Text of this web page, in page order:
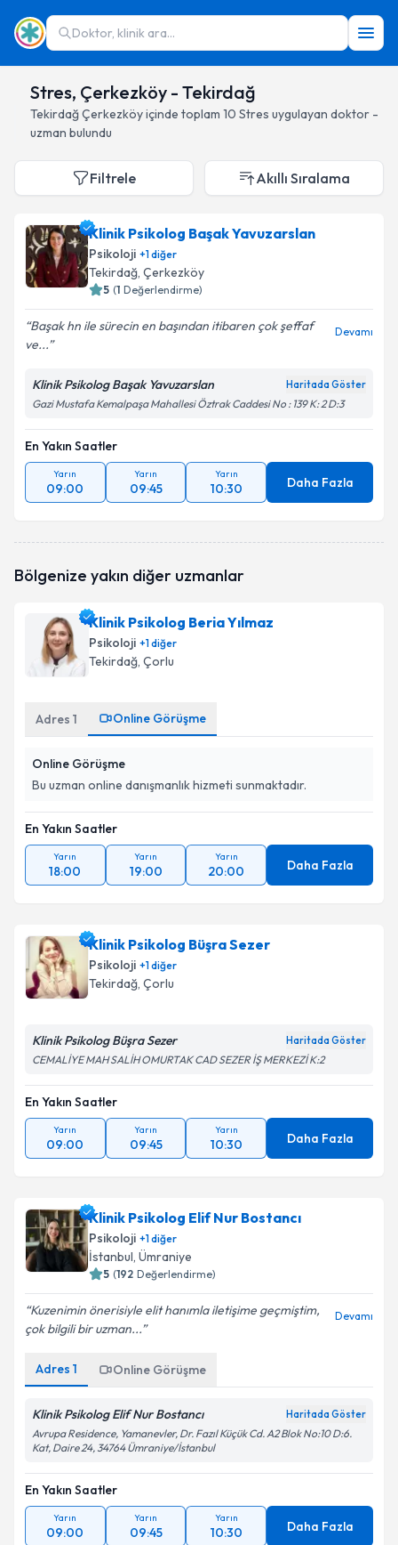
Doktor, klinik ara...
Stres, Çerkezköy - Tekirdağ
TekirdağÇerkezköyiçinde toplam 10 Stres uygulayan doktor -
uzman bulundu
Filtrele Akıllı Sıralama
Klinik Psikolog Başak Yavuzarslan
Psikoloji +1diğer
Tekirdağ, Çerkezköy
5 (1 Değerlendirme)
Başak hn ile sürecin en başından itibaren çok şeffaf
ve...
Devamı
Klinik Psikolog Başak Yavuzarslan Haritada Göster
Gazi Mustafa Kemalpaşa Mahallesi Öztrak Caddesi No : 139 K: 2 D:3
En Yakın Saatler
Yarın
09:00
Yarın
09:45
Yarın
10:30 Daha Fazla
Bölgenize yakın diğer uzmanlar
Klinik Psikolog Beria Yılmaz
Psikoloji +1diğer
Tekirdağ, Çorlu
Adres 1 Online Görüşme
Online Görüşme
Bu uzman online danışmanlık hizmeti sunmaktadır.
En Yakın Saatler
Yarın
18:00
Yarın
19:00
Yarın
20:00 Daha Fazla
Klinik Psikolog Büşra Sezer
Psikoloji +1diğer
Tekirdağ, Çorlu
Klinik Psikolog Büşra Sezer Haritada Göster
CEMALİYE MAH SALİH OMURTAK CAD SEZER İŞ MERKEZİ K:2
En Yakın Saatler
Yarın
09:00
Yarın
09:45
Yarın
10:30 Daha Fazla
Klinik Psikolog Elif Nur Bostancı
Psikoloji +1diğer
İstanbul, Ümraniye
5 (192 Değerlendirme)
Kuzenimin önerisiyle elit hanımla iletişime geçmiştim,
çok bilgili bir uzman...
Devamı
Adres 1 Online Görüşme
Klinik Psikolog Elif Nur Bostancı Haritada Göster
Avrupa Residence, Yamanevler, Dr. Fazıl Küçük Cd. A2 Blok No:10 D:6.
Kat, Daire 24, 34764 Ümraniye/İstanbul
En Yakın Saatler
Yarın
09:00
Yarın
09:45
Yarın
10:30 Daha Fazla